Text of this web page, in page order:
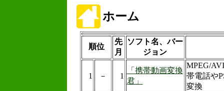
ホーム
順位
先
月
ソフト名、バー
ジョン
1 － 1
「携帯動画変換
君」
MPEG/
帯電話や
変換